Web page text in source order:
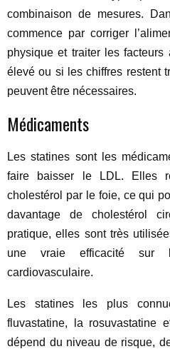
combinaison de mesures.
commence par corriger
physique et traiter les
élevé ou si les chiffres restent
peuvent être nécessaires.
Médicaments
Les statines sont les
faire baisser le LDL. Elles
cholestérol par le foie, ce qui
davantage de cholestérol
pratique, elles sont très
une vraie efficacité sur
cardiovasculaire.
Les statines les plus
fluvastatine, la rosuvastatine
dépend du niveau de risque,